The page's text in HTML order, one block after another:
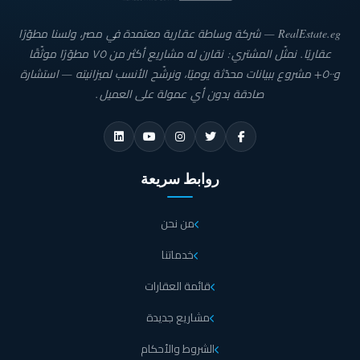
يضم المبنى بدروم ودور أرضي وحوالي 7 طوابق منهم دورين
تنفيذي ورووف.
يشتمل مول افالون العاصمة الادارية الجديدة على وحدات
ومكاتب إدارية على مساحات مختلفة.
ينفرد مول أفالون بالتصميم الرائع والتقسيم الدقيق واستغلال المساحات بشكل يوفر
تلبية احتياجات العميل حتى يتمكن من الحصول على الوحدة التي يرغب بها من ضمن
تبدأ مساحة الوحدات الإدارية بالدور الأول في مول افالون
RealEstate.eg — شركة وساطة عقارية معتمدة في مصر، ولسنا مطوّرًا
عقاريًا. نمثّل المشتري: نقارن له مشاريع أكثر من ٧٥ مطوّرًا موثّقًا
و٥٠٠+ مشروع ببيانات محدّثة يوميًا، ونرشّح الأنسب لميزانيته — استشارة
صادقة بدون أي عمولة على العميل.
روابط سريعة
من نحن
خدماتنا
قائمة العقارات
مشاريع جديدة
الشروط والأحكام